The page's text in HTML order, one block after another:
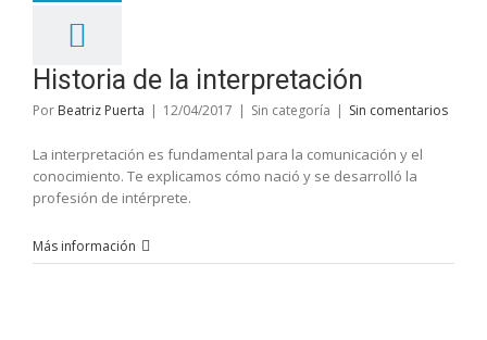
Historia de la interpretación
Por Beatriz Puerta | 12/04/2017 | Sin categoría | Sin comentarios
La interpretación es fundamental para la comunicación y el
conocimiento. Te explicamos cómo nació y se desarrolló la
profesión de intérprete.
Más información